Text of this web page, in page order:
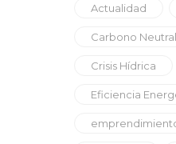
Actualidad
Carbono
Crisis Hídrica
Eficiencia